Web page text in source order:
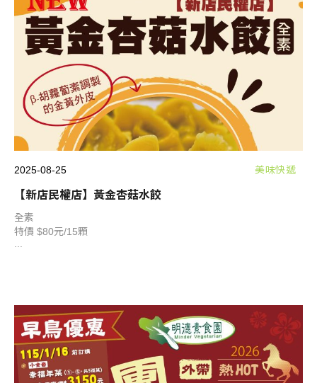
2025-08-25 美味快遞
【新店民權店】黃金杏菇水餃
全素
特價 $80元/15顆